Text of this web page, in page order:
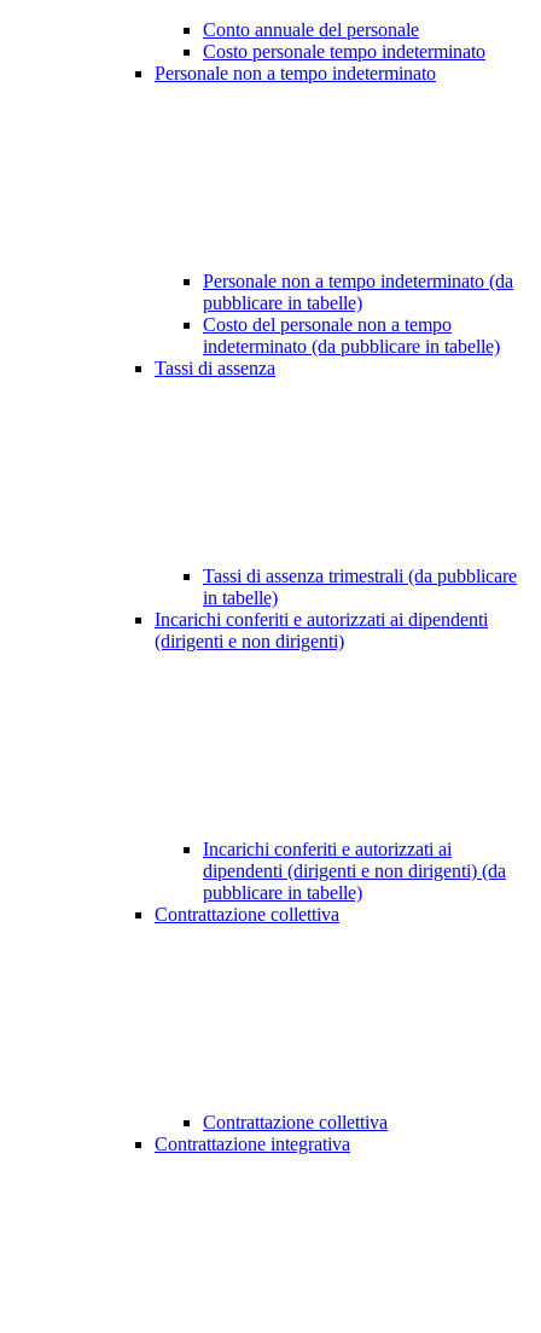
Conto annuale del personale
Costo personale tempo indeterminato
Personale non a tempo indeterminato
Personale non a tempo indeterminato (da
pubblicare in tabelle)
Costo del personale non a tempo
indeterminato (da pubblicare in tabelle)
Tassi di assenza
Tassi di assenza trimestrali (da pubblicare
in tabelle)
Incarichi conferiti e autorizzati ai dipendenti
(dirigenti e non dirigenti)
Incarichi conferiti e autorizzati ai
dipendenti (dirigenti e non dirigenti) (da
pubblicare in tabelle)
Contrattazione collettiva
Contrattazione collettiva
Contrattazione integrativa